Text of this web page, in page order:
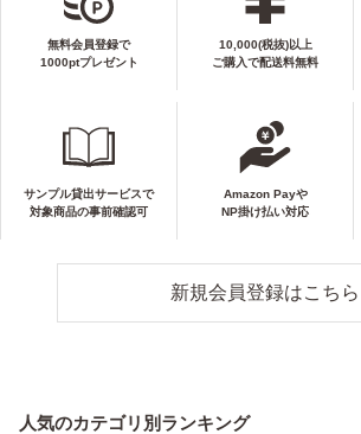
無料会員登録で
1000ptプレゼント
10,000(税抜)以上
ご購入で配送料無料
サンプル貸出サービスで
対象商品の事前確認可
Amazon Payや
NP掛け払い対応
新規会員登録はこちら
人気のカテゴリ別ランキング